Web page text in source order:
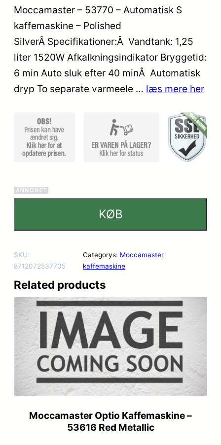
ud af 5
baseret
på
ømmels
er
Moccamaster – 53770 – Automatisk S
kaffemaskine – Polished
SilverÂ Specifikationer:Â Vandtank: 1,25
liter 1520W Afkalkningsindikator Bryggetid:
6 min Auto sluk efter 40 minÂ Automatisk
dryp To separate varmeele … læs mere her
KØB
SKU:
8712072537705
Categorys: Moccamaster
kaffemaskine
Related products
Moccamaster Optio Kaffemaskine –
53616 Red Metallic